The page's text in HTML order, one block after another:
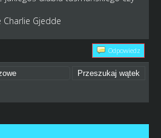
Gjedde
Odpowiedz